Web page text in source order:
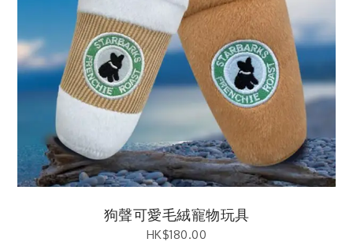
狗聲可愛毛絨寵物玩具
HK$180.00